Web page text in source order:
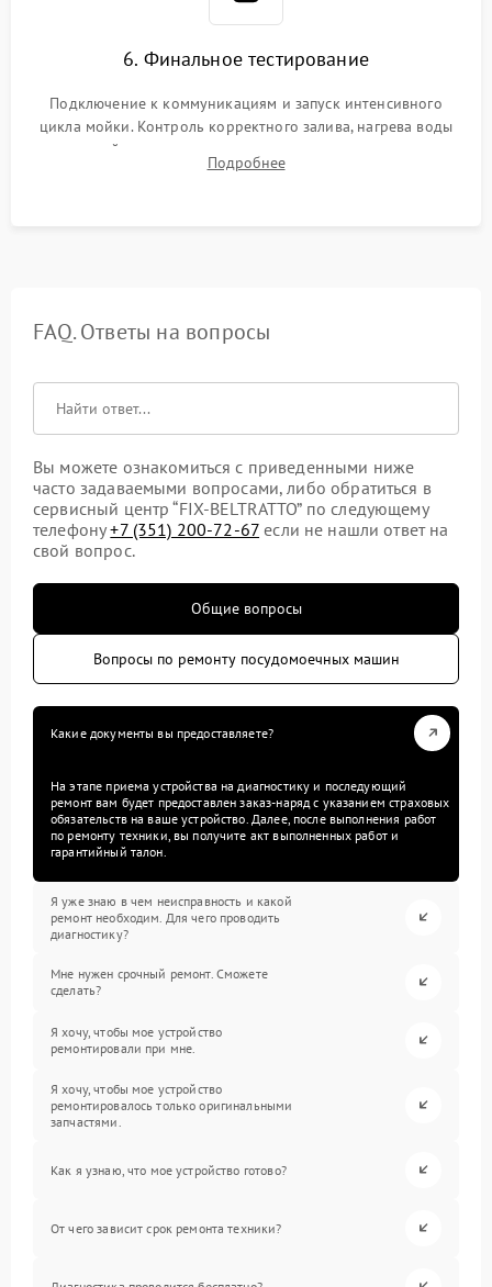
6. Финальное тестирование
Подключение к коммуникациям и запуск интенсивного
цикла мойки. Контроль корректного залива, нагрева воды
до нужной температуры, отсутствия посторонних шумов,
штатного слива и абсолютной сухости в поддоне.
Подробнее
FAQ. Ответы на вопросы
Вы можете ознакомиться с приведенными ниже
часто задаваемыми вопросами, либо обратиться в
сервисный центр “FIX-BELTRATTO” по следующему
телефону+7 (351) 200-72-67 если не нашли ответ на
свой вопрос.
Общие вопросы
Вопросы по ремонту посудомоечных машин
Какие документы вы предоставляете?
На этапе приема устройства на диагностику и последующий
ремонт вам будет предоставлен заказ-наряд с указанием страховых
обязательств на ваше устройство. Далее, после выполнения работ
по ремонту техники, вы получите акт выполненных работ и
гарантийный талон.
Я уже знаю в чем неисправность и какой
ремонт необходим. Для чего проводить
диагностику?
Мне нужен срочный ремонт. Сможете
сделать?
Я хочу, чтобы мое устройство
ремонтировали при мне.
Я хочу, чтобы мое устройство
ремонтировалось только оригинальными
запчастями.
Как я узнаю, что мое устройство готово?
От чего зависит срок ремонта техники?